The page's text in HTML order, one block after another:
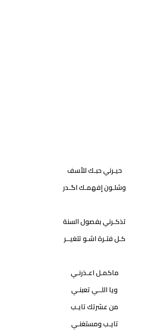
حيـرني حبـك للأسف
وشلـون إفهمـك اگـدر
تذكـرني بفصول السنة
كـل فتـرة اشـو تتغيــر
ماكمـل اعـذرنـي
ويا اللــي تعبنـي
من عشرتك تايـب
تايـب ومستغنـي